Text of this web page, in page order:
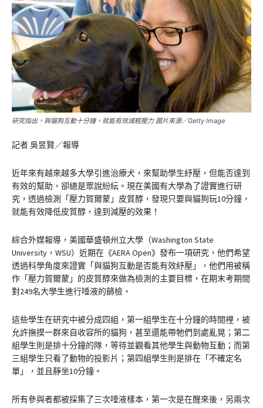
研究指出，與貓狗互動十分鐘，就能有效減輕壓力 圖片來源／Getty Image
記者 吳昱賢／報導
近年來有越來越多大學引進治療犬，來幫助學生紓壓，但能否達到
有效的幫助，卻總是眾說紛紜。現在美國有大學為了證實進行研
究，透過檢測「壓力賀爾蒙」皮質醇，發現只要與貓狗玩10分鐘，
就能有效降低皮質醇，達到減壓的效果！
綜合外媒報導，美國華盛頓州立大學（Washington State
University，WSU）近期在《AERA Open》發布一項研究，他們希望
透過科學角度來證實「與貓狗互動是否能有效紓壓」，他們用被稱
作「壓力賀爾蒙」的皮質醇來做為檢測的主要目標，在期末考期間
對249名大學生進行唾液的篩檢。
這些學生在研究中被分成四組，第一組學生在十分鐘的時間裡，被
允許撫摸一群來自收容所的貓狗，甚至還能帶牠們到處亂晃；第二
組學生則是排十分鐘的隊，等待並觀看其他學生與動物互動；而第
三組學生只看了動物的投影片；第四組學生則是排在「不確定名
單」，並且靜坐10分鐘。
所有參與者都被採集了三次唾液樣本，第一次是在醒來後，另兩次